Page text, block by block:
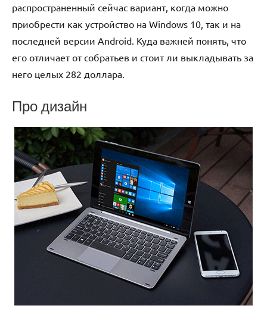
распространенный сейчас вариант, когда можно
приобрести как устройство на Windows 10, так и на
последней версии Android. Куда важней понять, что
его отличает от собратьев и стоит ли выкладывать за
него целых 282 доллара.
Про дизайн